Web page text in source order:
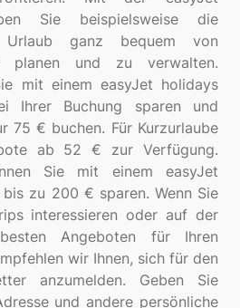
Sie beispielsweise die
Urlaub ganz bequem von
planen und zu verwalten.
mit einem easyJet holidays
Ihrer Buchung sparen und
75 € buchen. Für Kurzurlaube
ab 52 € zur Verfügung.
Sie mit einem easyJet
zu 200 € sparen. Wenn Sie
interessieren oder auf der
Angeboten für Ihren
wir Ihnen, sich für den
anzumelden. Geben Sie
und andere persönliche